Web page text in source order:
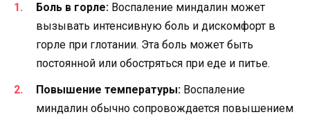
Боль в горле: Воспаление миндалин может
вызывать интенсивную боль и дискомфорт в
горле при глотании. Эта боль может быть
постоянной или обостряться при еде и питье.
Повышение температуры: Воспаление
миндалин обычно сопровождается повышением